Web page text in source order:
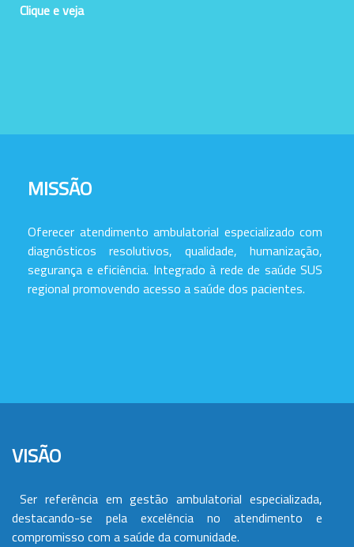
Clique e veja
MISSÃO
Oferecer atendimento ambulatorial especializado com
diagnósticos resolutivos, qualidade, humanização,
segurança e eficiência. Integrado à rede de saúde SUS
regional promovendo acesso a saúde dos pacientes.
VISÃO
Ser referência em gestão ambulatorial especializada,
destacando-se pela excelência no atendimento e
compromisso com a saúde da comunidade.